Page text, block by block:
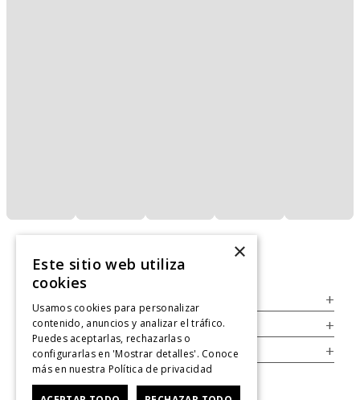
+
Legal +
Cuenta +
×
Este sitio web utiliza
cookies
Usamos cookies para personalizar
contenido, anuncios y analizar el tráfico.
Puedes aceptarlas, rechazarlas o
configurarlas en 'Mostrar detalles'. Conoce
más en nuestra Política de privacidad